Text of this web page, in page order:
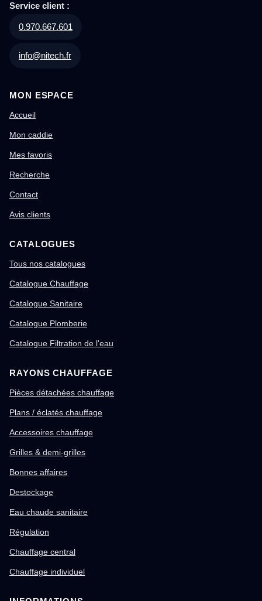
Service client :
0.970.667.601
info@nitech.fr
MON ESPACE
Accueil
Mon caddie
Mes favoris
Recherche
Contact
Avis clients
CATALOGUES
Tous nos catalogues
Catalogue Chauffage
Catalogue Sanitaire
Catalogue Plomberie
Catalogue Filtration de l'eau
RAYONS CHAUFFAGE
Pièces détachées chauffage
Plans / éclatés chauffage
Accessoires chauffage
Grilles & demi-grilles
Bonnes affaires
Destockage
Eau chaude sanitaire
Régulation
Chauffage central
Chauffage individuel